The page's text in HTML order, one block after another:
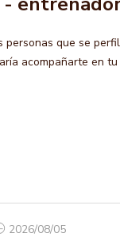
que se
acompañarte en
2026/08/05